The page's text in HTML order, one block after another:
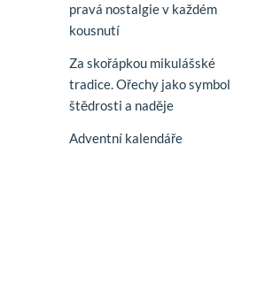
pravá nostalgie v každém
kousnutí
Za skořápkou mikulášské
tradice. Ořechy jako symbol
štědrosti a naděje
Adventní kalendáře